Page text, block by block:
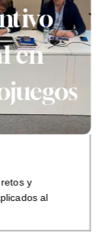
en
y
al